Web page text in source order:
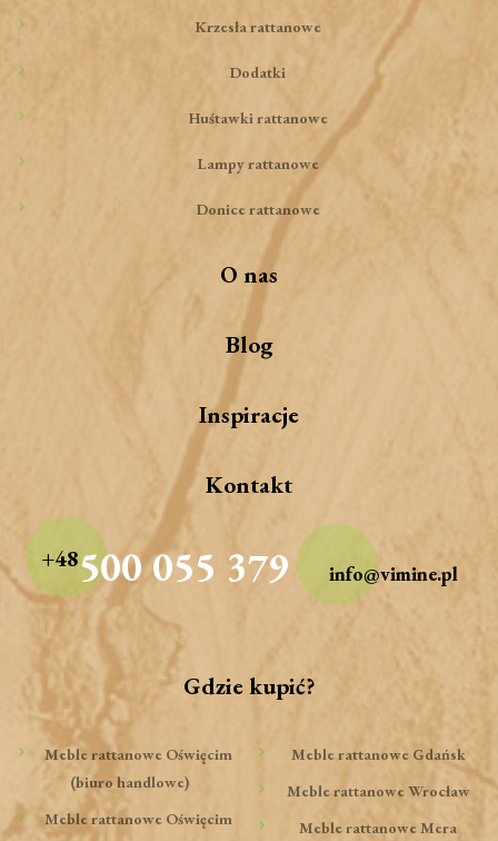
Krzesła rattanowe
Dodatki
Huśtawki rattanowe
Lampy rattanowe
Donice rattanowe
O nas
Blog
Inspiracje
Kontakt
+48500 055 379 info@vimine.pl
Gdzie kupić?
Meble rattanowe Oświęcim
(biuro handlowe)
Meble rattanowe Oświęcim
Meble rattanowe Gdańsk
Meble rattanowe Wrocław
Meble rattanowe Mera